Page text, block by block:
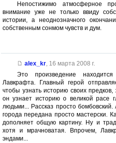
Непостижимо атмосферное
внимание уже не только ввиду
истории, а неоднозначного
собственным сонмом чувств и дум.
alex_kr, 16 марта 2008 г.
Это произведение
Лавкрафта. Главный герой
чтобы узнать историю своих
он узнает историю о великой расе
людьми... Рассказ просто
города передана просто мастерски.
дополняет общую картину. Ну и
хотя и мрачноватая. Впрочем,
эндами...